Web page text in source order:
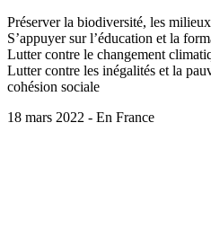
Préserver la biodiversité, les
S’appuyer sur l’éducation et la
Lutter contre le changement
Lutter contre les inégalités et la
cohésion sociale
18 mars 2022 - En France